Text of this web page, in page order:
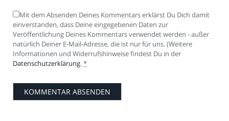
Mit dem Absenden Deines Kommentars erklärst Du Dich damit
einverstanden, dass Deine eingegebenen Daten zur
Veröffentlichung Deines Kommentars verwendet werden - außer
natürlich Deiner E-Mail-Adresse, die ist nur für uns. (Weitere
Informationen und Widerrufshinweise findest Du in der
Datenschutzerklärung.*